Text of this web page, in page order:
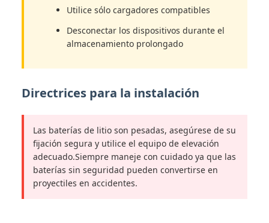
Utilice sólo cargadores compatibles
Desconectar los dispositivos durante el
almacenamiento prolongado
Directrices para la instalación
Las baterías de litio son pesadas, asegúrese de su
fijación segura y utilice el equipo de elevación
adecuado.Siempre maneje con cuidado ya que las
baterías sin seguridad pueden convertirse en
proyectiles en accidentes.